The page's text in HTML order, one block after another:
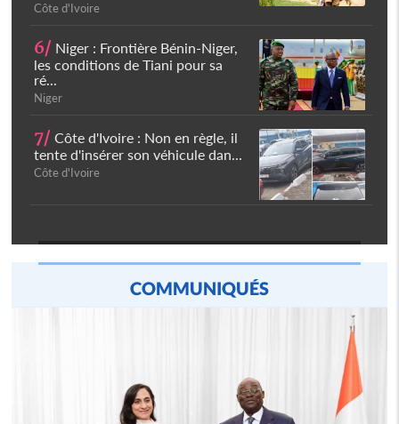
Côte d'Ivoire
6/ Niger : Frontière Bénin-Niger,
les conditions de Tiani pour sa
ré...
Niger
7/ Côte d'Ivoire : Non en règle, il
tente d'insérer son véhicule dan...
Côte d'Ivoire
COMMUNIQUÉS